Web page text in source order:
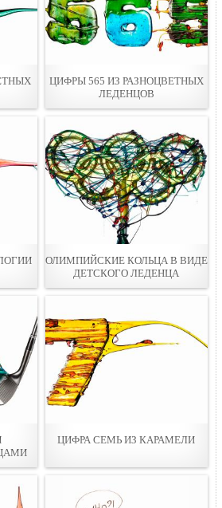
ЦИФРЫ 565 ИЗ РАЗНОЦВЕТНЫХ
ЛЕДЕНЦОВ
ОЛИМПИЙСКИЕ КОЛЬЦА В ВИДЕ
ДЕТСКОГО ЛЕДЕНЦА
ЦИФРА СЕМЬ ИЗ КАРАМЕЛИ